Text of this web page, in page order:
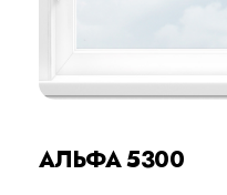
АЛЬФА 5300